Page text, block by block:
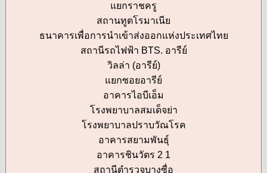
แยกราชครู
สถานทูตโรมาเนีย
ธนาคารเพื่อการนำเข้าส่งออกแห่งประเทศไทย
สถานีรถไฟฟ้า BTS. อารีย์
วิลล่า (อารีย์)
แยกซอยอารีย์
อาคารไอบีเอ็ม
โรงพยาบาลสมเด็จย่า
โรงพยาบาลปราบวัณโรค
อาคารสยามพันธุ์
อาคารชินวัตร 2 1
สถานีตำรวจบางซื่อ